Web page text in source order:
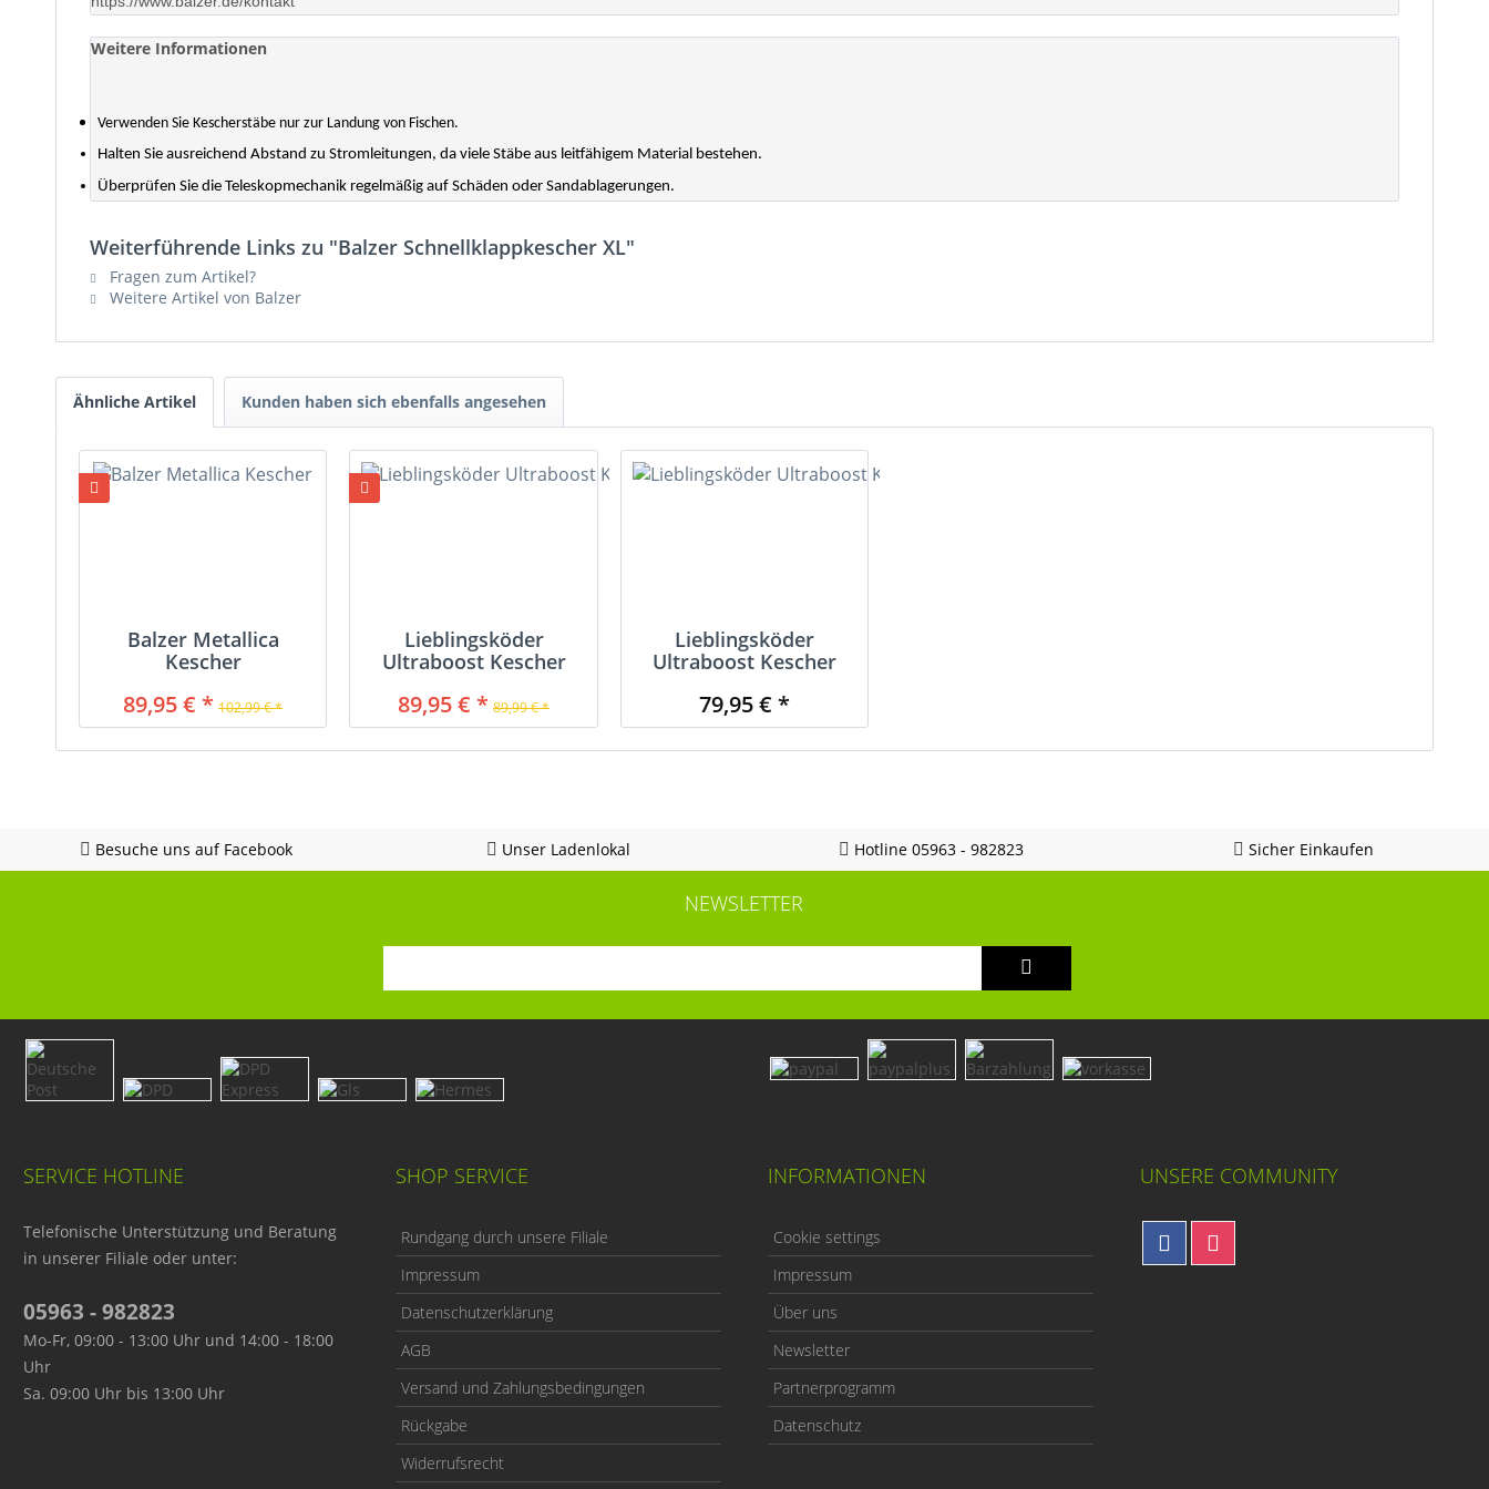
Weitere Informationen
Verwenden Sie Kescherstäbe nur zur Landung von Fischen.
Halten Sie ausreichend Abstand zu Stromleitungen, da viele Stäbe aus leitfähigem Material bestehen.
Überprüfen Sie die Teleskopmechanik regelmäßig auf Schäden oder Sandablagerungen.
Weiterführende Links zu "Balzer Schnellklappkescher XL"
Fragen zum Artikel?
Weitere Artikel von Balzer
Ähnliche Artikel Kunden haben sich ebenfalls angesehen
Balzer Metallica
Kescher
89,95 € * 102,99 € *
Lieblingsköder
Ultraboost Kescher
89,95 € * 89,99 € *
Lieblingsköder
Ultraboost Kescher
79,95 € *
Besuche uns auf Facebook Unser Ladenlokal Hotline 05963 - 982823 Sicher Einkaufen
NEWSLETTER
SERVICE HOTLINE
Telefonische Unterstützung und Beratung
in unserer Filiale oder unter:
05963 - 982823
Mo-Fr, 09:00 - 13:00 Uhr und 14:00 - 18:00
Uhr
Sa. 09:00 Uhr bis 13:00 Uhr
SHOP SERVICE
Rundgang durch unsere Filiale
Impressum
Datenschutzerklärung
AGB
Versand und Zahlungsbedingungen
Rückgabe
Widerrufsrecht
INFORMATIONEN
Cookie settings
Impressum
Über uns
Newsletter
Partnerprogramm
Datenschutz
UNSERE COMMUNITY